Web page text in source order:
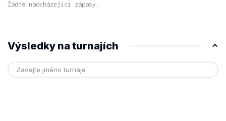
Žádné nadcházející zápasy.
Výsledky na turnajích